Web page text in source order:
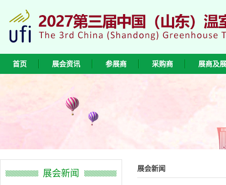
首页 展会资讯 参展商 采购商 展商及
展会新闻 展会新闻